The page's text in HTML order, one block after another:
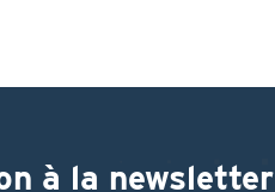
à la newsletter